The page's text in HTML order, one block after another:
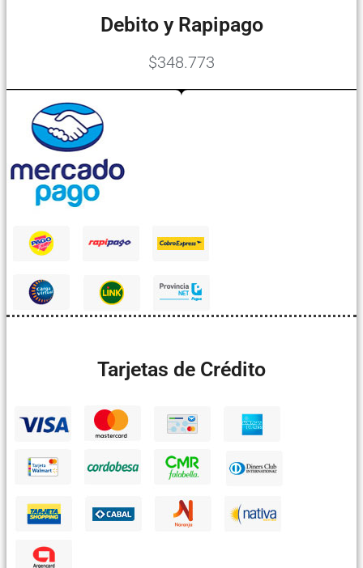
Debito y Rapipago
$348.773
Tarjetas de Crédito